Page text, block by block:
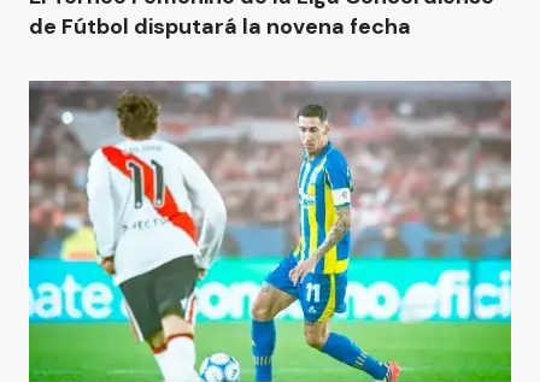
de Fútbol disputará la novena fecha